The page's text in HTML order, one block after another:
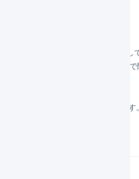
弊社がシステム基盤として使用し
AWS（Amazon Web Services）
原因を、AWSが調査しております。